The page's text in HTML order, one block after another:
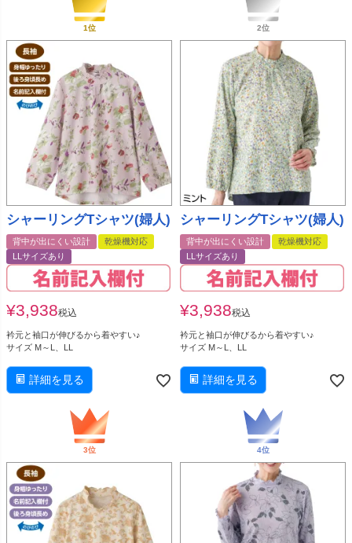
シャーリングTシャツ(婦人)
背中が出にくい設計
乾燥機対応
LLサイズあり
¥3,938税込
衿元と袖口が伸びるから着やすい♪
サイズ M～L、LL
詳細を見る
シャーリングTシャツ(婦人)
背中が出にくい設計
乾燥機対応
LLサイズあり
¥3,938税込
衿元と袖口が伸びるから着やすい♪
サイズ M～L、LL
詳細を見る